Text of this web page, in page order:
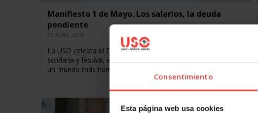
Consentimiento
Esta página web usa cookies
Manifiesto 1 de Mayo. Los salarios, la deuda
pendiente
29 ABRIL, 2018
La USO celebra el Día Internacional del Trabajo como fecha
solidaria y festiva, en la que de forma especial reivindicamos
un mundo más humano y…